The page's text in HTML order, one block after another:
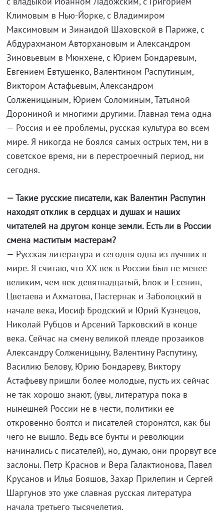
Климовым в Нью-Йорке, с Владимиром
Максимовым и Зинаидой Шаховской в Париже, с
Абдурахманом Авторхановым и Александром
Зиновьевым в Мюнхене, с Юрием Бондаревым,
Евгением Евтушенко, Валентином Распутиным,
Виктором Астафьевым, Александром
Солженицыным, Юрием Соломиным, Татьяной
Дорониной и многими другими. Главная тема одна
— Россия и её проблемы, русская культура во всем
мире. Я никогда не боялся самых острых тем, ни в
советское время, ни в перестроечный период, ни
сегодня.
— Такие русские писатели, как Валентин Распутин
находят отклик в сердцах и душах и наших
читателей на другом конце земли. Есть ли в России
смена маститым мастерам?
— Русская литература и сегодня одна из лучших в
мире. Я считаю, что ХХ век в России был не менее
великим, чем век девятнадцатый, Блок и Есенин,
Цветаева и Ахматова, Пастернак и Заболоцкий в
начале века, Иосиф Бродский и Юрий Кузнецов,
Николай Рубцов и Арсений Тарковский в конце
века. Сейчас на смену великой плеяде прозаиков
Александру Солженицыну, Валентину Распутину,
Василию Белову, Юрию Бондареву, Виктору
Астафьеву пришли более молодые, пусть их сейчас
не так хорошо знают, (увы, литература пока в
нынешней России не в чести, политики её
откровенно боятся и писателей сторонятся, как бы
чего не вышло. Ведь все бунты и революции
начинались с писателей), но, думаю, они прорвут все
заслоны. Петр Краснов и Вера Галактионова, Павел
Крусанов и Илья Бояшов, Захар Прилепин и Сергей
Шаргунов это уже славная русская литература
начала третьего тысячелетия.